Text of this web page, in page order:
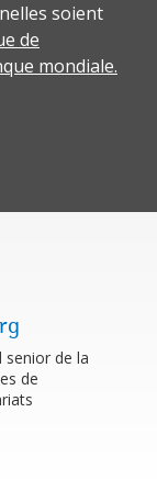
soient
de
mondiale.
senior de la
de